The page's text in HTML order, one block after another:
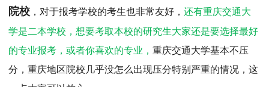
考试真题
报考经验 招生简章
MTA旅游管理
院校库 考试报名 招生政策 学制学费
报名流程
院校 ，对于报考学校的考生也非常友好，还有重庆交通大
学是二本学校，想要考取本校的研究生大家还是要选择最好
的专业报考，或者你喜欢的专业，重庆交通大学基本不压
分，重庆地区院校几乎没怎么出现压分特别严重的情况，这